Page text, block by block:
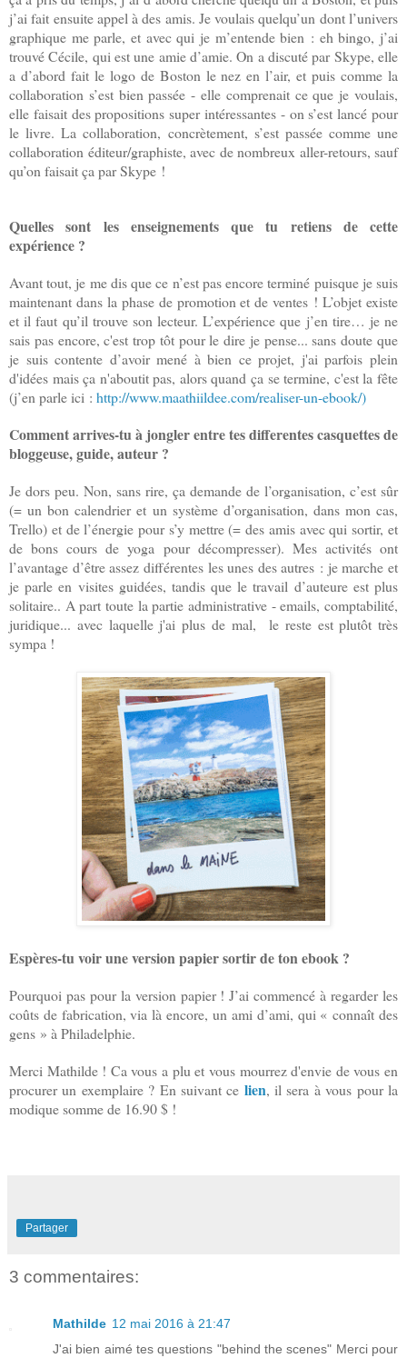
j’ai fait ensuite appel à des amis. Je voulais quelqu’un dont l’univers
graphique me parle, et avec qui je m’entende bien : eh bingo, j’ai
trouvé Cécile, qui est une amie d’amie. On a discuté par Skype, elle
a d’abord fait le logo de Boston le nez en l’air, et puis comme la
collaboration s’est bien passée - elle comprenait ce que je voulais,
elle faisait des propositions super intéressantes - on s’est lancé pour
le livre. La collaboration, concrètement, s’est passée comme une
collaboration éditeur/graphiste, avec de nombreux aller-retours, sauf
qu’on faisait ça par Skype !
Quelles sont les enseignements que tu retiens de cette
expérience ?
Avant tout, je me dis que ce n’est pas encore terminé puisque je suis
maintenant dans la phase de promotion et de ventes ! L’objet existe
et il faut qu’il trouve son lecteur. L’expérience que j’en tire… je ne
sais pas encore, c'est trop tôt pour le dire je pense... sans doute que
je suis contente d’avoir mené à bien ce projet, j'ai parfois plein
d'idées mais ça n'aboutit pas, alors quand ça se termine, c'est la fête
(j’en parle ici : http://www.maathiildee.com/realiser-un-ebook/)
Comment arrives-tu à jongler entre tes differentes casquettes de
bloggeuse, guide, auteur ?
Je dors peu. Non, sans rire, ça demande de l’organisation, c’est sûr
(= un bon calendrier et un système d’organisation, dans mon cas,
Trello) et de l’énergie pour s’y mettre (= des amis avec qui sortir, et
de bons cours de yoga pour décompresser). Mes activités ont
l’avantage d’être assez différentes les unes des autres : je marche et
je parle en visites guidées, tandis que le travail d’auteure est plus
solitaire.. A part toute la partie administrative - emails, comptabilité,
juridique... aveclaquelle j'ai plus de mal, le reste est plutôt très
sympa !
Espères-tu voir une version papier sortir de ton ebook ?
Pourquoi pas pour la version papier ! J’ai commencé à regarder les
coûts de fabrication, via là encore, un ami d’ami, qui « connaît des
gens » à Philadelphie.
Merci Mathilde ! Ca vous a plu et vous mourrez d'envie de vous en
procurer un exemplaire ? En suivant ce lien, il sera à vous pour la
modique somme de 16.90 $ !
Partager
3 commentaires:
Mathilde 12 mai 2016 à 21:47
J'ai bien aimé tes questions "behind the scenes" Merci pour